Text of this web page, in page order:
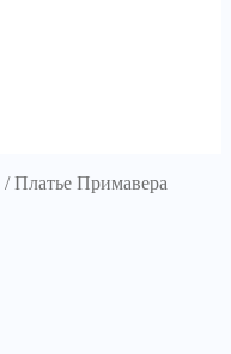
/Платье Примавера